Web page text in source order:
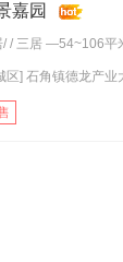
嘉园
/ / 三居 —54~106平
区] 石角镇德龙产业